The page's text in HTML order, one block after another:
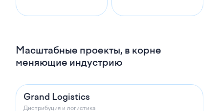
Масштабные проекты, в корне
меняющие индустрию
Grand Logistics
Дистрибуция и логистика